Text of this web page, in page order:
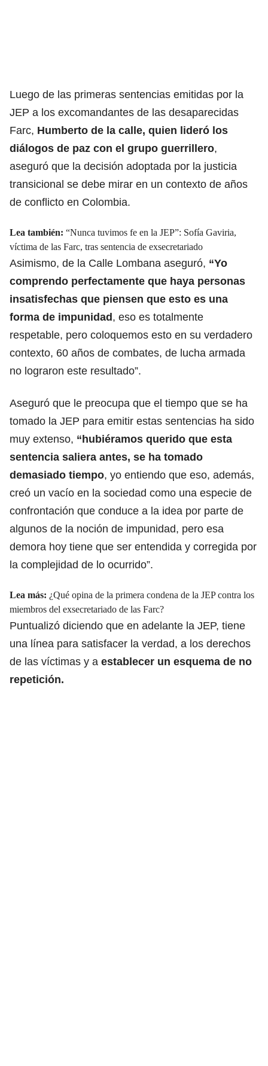
Luego de las primeras sentencias emitidas por la
JEP a los excomandantes de las desaparecidas
Farc, Humberto de la calle, quien lideró los
diálogos de paz con el grupo guerrillero,
aseguró que la decisión adoptada por la justicia
transicional se debe mirar en un contexto de años
de conflicto en Colombia.
Lea también: “Nunca tuvimos fe en la JEP”: Sofía Gaviria,
víctima de las Farc, tras sentencia de exsecretariado
Asimismo, de la Calle Lombana aseguró, “Yo
comprendo perfectamente que haya personas
insatisfechas que piensen que esto es una
forma de impunidad, eso es totalmente
respetable, pero coloquemos esto en su verdadero
contexto, 60 años de combates, de lucha armada
no lograron este resultado”.
Aseguró que le preocupa que el tiempo que se ha
tomado la JEP para emitir estas sentencias ha sido
muy extenso, “hubiéramos querido que esta
sentencia saliera antes, se ha tomado
demasiado tiempo, yo entiendo que eso, además,
creó un vacío en la sociedad como una especie de
confrontación que conduce a la idea por parte de
algunos de la noción de impunidad, pero esa
demora hoy tiene que ser entendida y corregida por
la complejidad de lo ocurrido”.
Lea más: ¿Qué opina de la primera condena de la JEP contra los
miembros del exsecretariado de las Farc?
Puntualizó diciendo que en adelante la JEP, tiene
una línea para satisfacer la verdad, a los derechos
de las víctimas y a establecer un esquema de no
repetición.